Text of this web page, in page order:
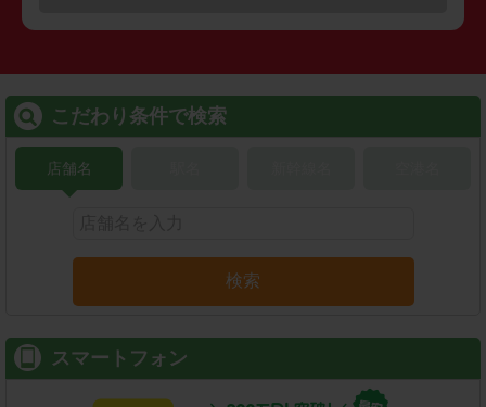
こだわり条件で検索
店舗名
検索
スマートフォン